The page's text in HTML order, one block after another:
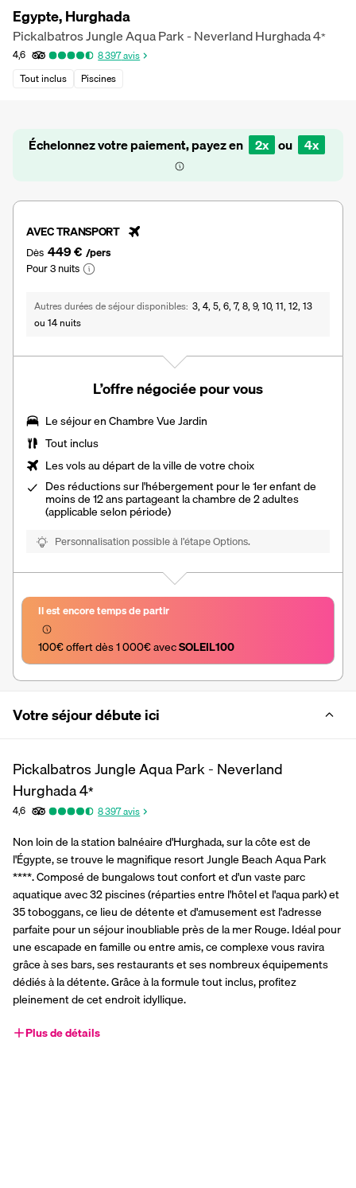
Egypte, Hurghada
Pickalbatros Jungle Aqua Park - Neverland Hurghada4*
4,6 8 397avis
Tout inclus
Piscines
Échelonnez votre paiement, payez en 2x ou 4x
AVEC TRANSPORT
Dès 449 € /pers
Pour 3 nuits
Autres durées de séjour disponibles 3, 4, 5, 6, 7, 8, 9, 10, 11, 12, 13
ou 14 nuits
L’offre négociée pour vous
Le séjour enChambre Vue Jardin
Tout inclus
Les vols au départ de la ville de votre choix
Des réductions sur l'hébergement pour le 1er enfant de
moins de 12 ans partageant la chambre de 2 adultes
(applicable selon période)
Personnalisation possible à l’étape Options.
Il est encore temps de partir
100€ offert dès 1 000€ avec SOLEIL100
Votre séjour débute ici
Pickalbatros Jungle Aqua Park - Neverland
Hurghada4*
4,6 8 397avis
Non loin de la station balnéaire d'Hurghada, sur la côte est de
l'Égypte, se trouve le magnifique resort Jungle Beach Aqua Park
****. Composé de bungalows tout confort et d'un vaste parc
aquatique avec 32 piscines (réparties entre l'hôtel et l'aqua park) et
35 toboggans, ce lieu de détente et d'amusement est l'adresse
parfaite pour un séjour inoubliable près de la mer Rouge. Idéal pour
une escapade en famille ou entre amis, ce complexe vous ravira
grâce à ses bars, ses restaurants et ses nombreux équipements
dédiés à la détente. Grâce à la formule tout inclus, profitez
pleinement de cet endroit idyllique.
Plus de détails